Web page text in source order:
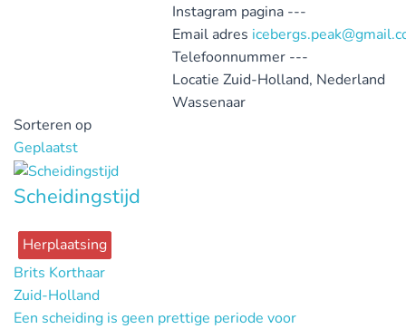
Instagram pagina ---
Email adres
Telefoonnummer ---
Locatie Zuid-Holland, Nederland
Wassenaar
Sorteren op
Geplaatst
Scheidingstijd
Herplaatsing
Brits Korthaar
Zuid-Holland
Een scheiding is geen prettige periode voor